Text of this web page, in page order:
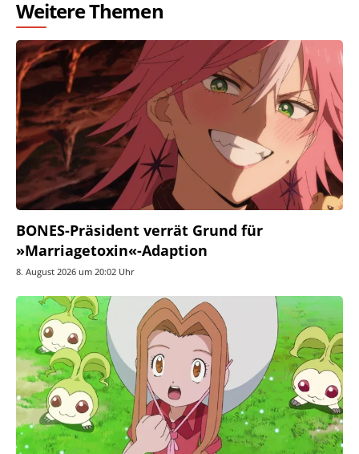
Weitere Themen
BONES-Präsident verrät Grund für
»Marriagetoxin«-Adaption
8. August 2026 um 20:02 Uhr